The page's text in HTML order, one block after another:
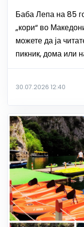
Баба Лепа на 85
„кори“ во
можете да ја
пикник, дома или
30.07.2026 12:40